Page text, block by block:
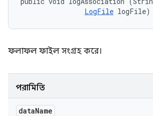
LogFile logFile)
ফলাফল ফাইল সংগ্রহ করে।
পরামিতি
dataName